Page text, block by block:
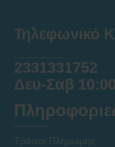
Τηλεφωνικό
2331331752
Δευ-Σαβ
Τρόποι Πληρωμής